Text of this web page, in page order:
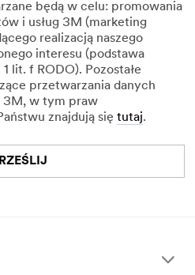
będą w celu: promowania
i usług 3M (marketing
realizacją naszego
interesu (podstawa
lit. f RODO). Pozostałe
przetwarzania danych
3M, w tym praw
znajdują się tutaj.